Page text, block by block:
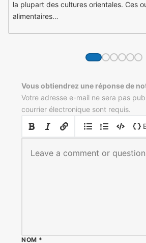
la plupart des cultures orientales. Ces
alimentaires…
Vous obtiendrez une réponse de
Votre adresse e-mail ne sera pas
courrier électronique sont requis.
NOM *